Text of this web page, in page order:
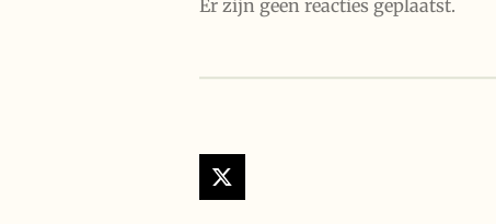
Er zijn geen reacties geplaatst.
X